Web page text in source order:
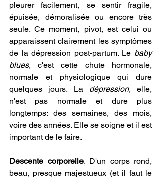
pleurer facilement, se sentir fragile,
épuisée, démoralisée ou encore très
seule. Ce moment, pivot, est celui ou
apparaissent clairement les symptômes
de la dépression post-partum. Le baby
blues, c'est cette chute hormonale,
normale et physiologique qui dure
quelques jours. La dépression, elle,
n'est pas normale et dure plus
longtemps: des semaines, des mois,
voire des années. Elle se soigne et il est
important de le faire.
Descente corporelle. D'un corps rond,
beau, presque majestueux (et il faut le